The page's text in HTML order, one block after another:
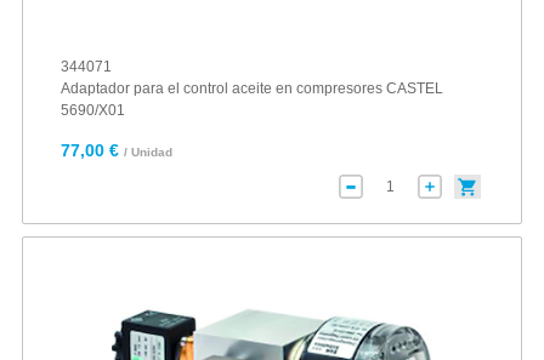
344071
Adaptador para el control aceite en compresores CASTEL
5690/X01
77,00 € / Unidad